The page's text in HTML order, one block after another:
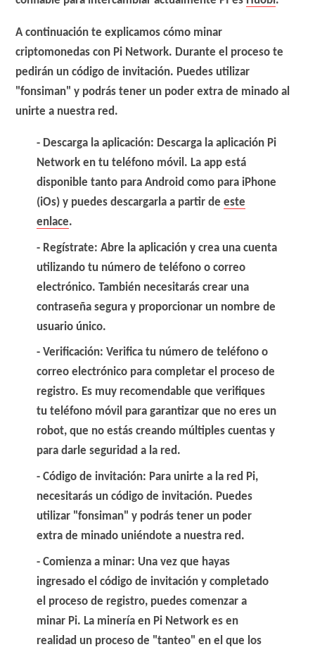
A continuación te explicamos cómo minar
criptomonedas con Pi Network. Durante el proceso te
pedirán un código de invitación. Puedes utilizar
"fonsiman" y podrás tener un poder extra de minado al
unirte a nuestra red.
Descarga la aplicación: Descarga la aplicación Pi
Network en tu teléfono móvil. La app está
disponible tanto para Android como para iPhone
(iOs) y puedes descargarla a partir deeste
enlace.
Regístrate: Abre la aplicación y crea una cuenta
utilizando tu número de teléfono o correo
electrónico. También necesitarás crear una
contraseña segura y proporcionar un nombre de
usuario único.
Verificación: Verifica tu número de teléfono o
correo electrónico para completar el proceso de
registro. Es muy recomendable que verifiques
tu teléfono móvil para garantizar que no eres un
robot, que no estás creando múltiples cuentas y
para darle seguridad a la red.
Código de invitación: Para unirte a la red Pi,
necesitarás un código de invitación. Puedes
utilizar "fonsiman" y podrás tener un poder
extra de minado uniéndote a nuestra red.
Comienza a minar: Una vez que hayas
ingresado el código de invitación y completado
el proceso de registro, puedes comenzar a
minar Pi. La minería en Pi Network es en
realidad un proceso de "tanteo" en el que los